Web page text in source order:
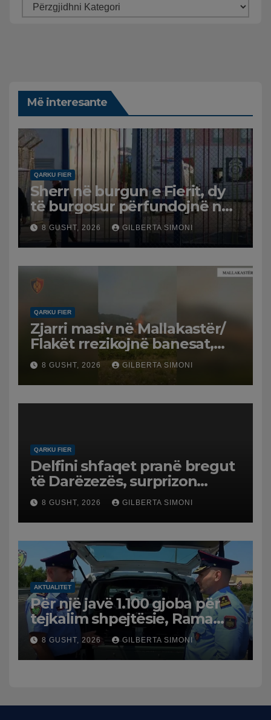
Më interesante
QARKU FIER
Sherr në burgun e Fierit, dy
të burgosur përfundojnë në
spital
8 GUSHT, 2026 GILBERTA SIMONI
QARKU FIER
Zjarri masiv në Mallakastër/
Flakët rrezikojnë banesat,
Policia evakuon disa familje
në Koilac
8 GUSHT, 2026 GILBERTA SIMONI
QARKU FIER
Delfini shfaqet pranë bregut
të Darëzezës, surprizon
pushuesit dhe banorët
8 GUSHT, 2026 GILBERTA SIMONI
AKTUALITET
Për një javë 1.100 gjoba për
tejkalim shpejtësie, Rama
publikon videon: Kamerat e
trafikut së shpejti në
funksion
8 GUSHT, 2026 GILBERTA SIMONI